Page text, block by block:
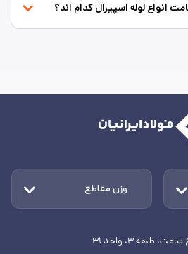
لوله اسپیرال کدام اند؟
وزن مقاطع
طبقه ۳، واحد ۳۱